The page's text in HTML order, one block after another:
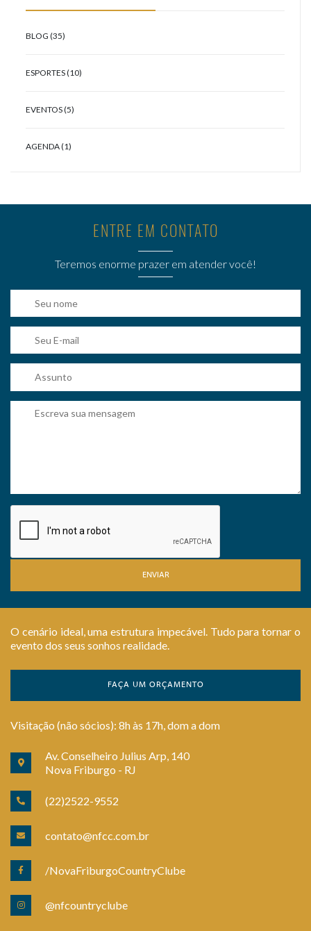
BLOG (35)
ESPORTES (10)
EVENTOS (5)
AGENDA (1)
ENTRE EM CONTATO
Teremos enorme prazer em atender você!
ENVIAR
O cenário ideal, uma estrutura impecável. Tudo para tornar o
evento dos seus sonhos realidade.
FAÇA UM ORÇAMENTO
Visitação (não sócios): 8h às 17h, dom a dom
Av. Conselheiro Julius Arp, 140
Nova Friburgo - RJ
(22)2522-9552
contato@nfcc.com.br
/NovaFriburgoCountryClube
@nfcountryclube